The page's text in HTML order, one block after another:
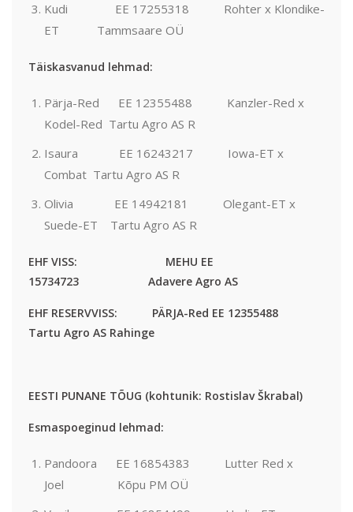
Kudi EE 17255318 Rohter x Klondike-
ET Tammsaare OÜ
Täiskasvanud lehmad:
Pärja-Red EE 12355488 Kanzler-Red x
Kodel-Red Tartu Agro AS R
Isaura EE 16243217 Iowa-ET x
Combat Tartu Agro AS R
Olivia EE 14942181 Olegant-ET x
Suede-ET Tartu Agro AS R
EHF VISS: MEHU EE
15734723 Adavere Agro AS
EHF RESERVVISS: PÄRJA-Red EE 12355488
Tartu Agro AS Rahinge
EESTI PUNANE TÕUG (kohtunik: Rostislav Škrabal)
Esmaspoeginud lehmad:
Pandoora EE 16854383 Lutter Red x
Joel Kõpu PM OÜ